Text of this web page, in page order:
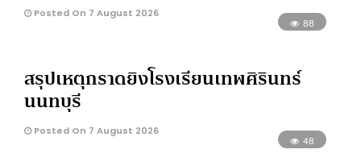
Posted On 7 August 2026
88
สรุปเหตุกราดยิงโรงเรียนเทพศิรินทร์
นนทบุรี
Posted On 7 August 2026
48